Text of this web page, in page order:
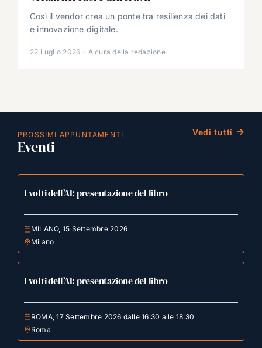
Così il vendor crea un ponte tra resilienza dei dati
e innovazione digitale.
22 Luglio 2026 · A cura della redazione
PROSSIMI APPUNTAMENTI
Eventi
Vedi tutti
I volti dell’AI: presentazione del libro
MILANO, 15 Settembre 2026
Milano
I volti dell’AI: presentazione del libro
ROMA, 17 Settembre 2026 dalle 16:30 alle 18:30
Roma